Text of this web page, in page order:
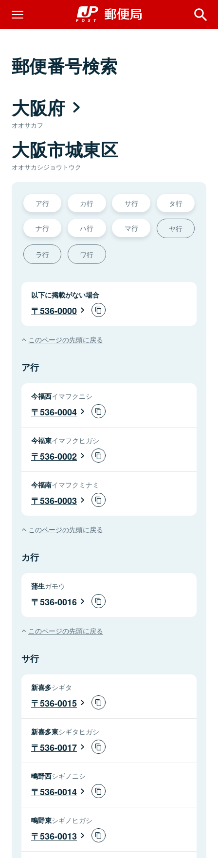
郵便番号検索
大阪府
オオサカフ
大阪市城東区
オオサカシジョウトウク
ア行 カ行 サ行 タ行
ナ行 ハ行 マ行 ヤ行
ラ行 ワ行
以下に掲載がない場合
536-0000
このページの先頭に戻る
ア行
今福西イマフクニシ
536-0004
今福東イマフクヒガシ
536-0002
今福南イマフクミナミ
536-0003
このページの先頭に戻る
カ行
蒲生ガモウ
536-0016
このページの先頭に戻る
サ行
新喜多シギタ
536-0015
新喜多東シギタヒガシ
536-0017
鴫野西シギノニシ
536-0014
鴫野東シギノヒガシ
536-0013